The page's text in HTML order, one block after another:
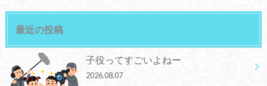
最近の投稿
子役ってすごいよねー
2026.08.07